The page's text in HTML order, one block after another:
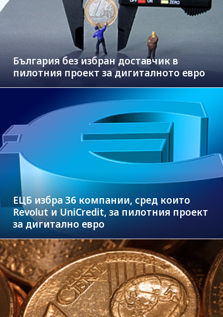
България без избран доставчик в
пилотния проект за дигиталното евро
ЕЦБ избра 36 компании, сред които
Revolut и UniCredit, за пилотния проект
за дигитално евро